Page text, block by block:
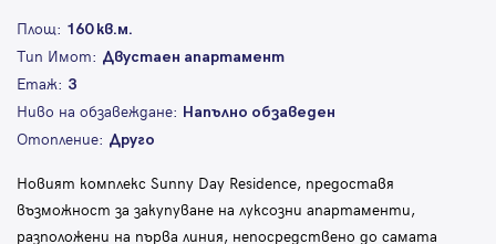
Площ: 160 кв.м.
Тип Имот: Двустаен апартамент
Етаж: 3
Ниво на обзавеждане: Напълно обзаведен
Отопление: Друго
Новият комплекс Sunny Day Residence, предоставя
възможност за закупуване на луксозни апартаменти,
разположени на първа линия, непосредствено до самата